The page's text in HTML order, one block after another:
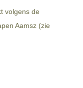
volgens de
Aamsz (zie